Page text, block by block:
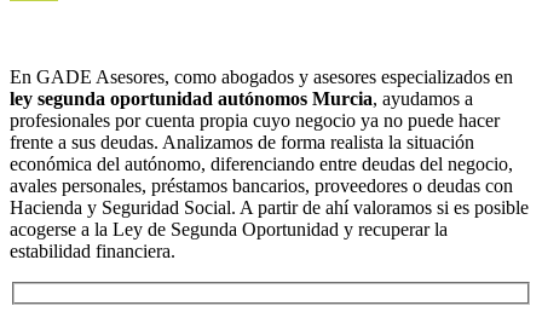
En GADE Asesores, como abogados y asesores especializados en
ley segunda oportunidad autónomos Murcia, ayudamos a
profesionales por cuenta propia cuyo negocio ya no puede hacer
frente a sus deudas. Analizamos de forma realista la situación
económica del autónomo, diferenciando entre deudas del negocio,
avales personales, préstamos bancarios, proveedores o deudas con
Hacienda y Seguridad Social. A partir de ahí valoramos si es posible
acogerse a la Ley de Segunda Oportunidad y recuperar la
estabilidad financiera.